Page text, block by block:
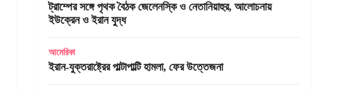
ট্রাম্পের সঙ্গে পৃথক বৈঠক জেলেনস্কি ও নেতানিয়াহুর, আলোচনায়
ইউক্রেন ও ইরান যুদ্ধ
আমেরিকা
ইরান-যুক্তরাষ্ট্রের পাল্টাপাল্টি হামলা, ফের উত্তেজনা